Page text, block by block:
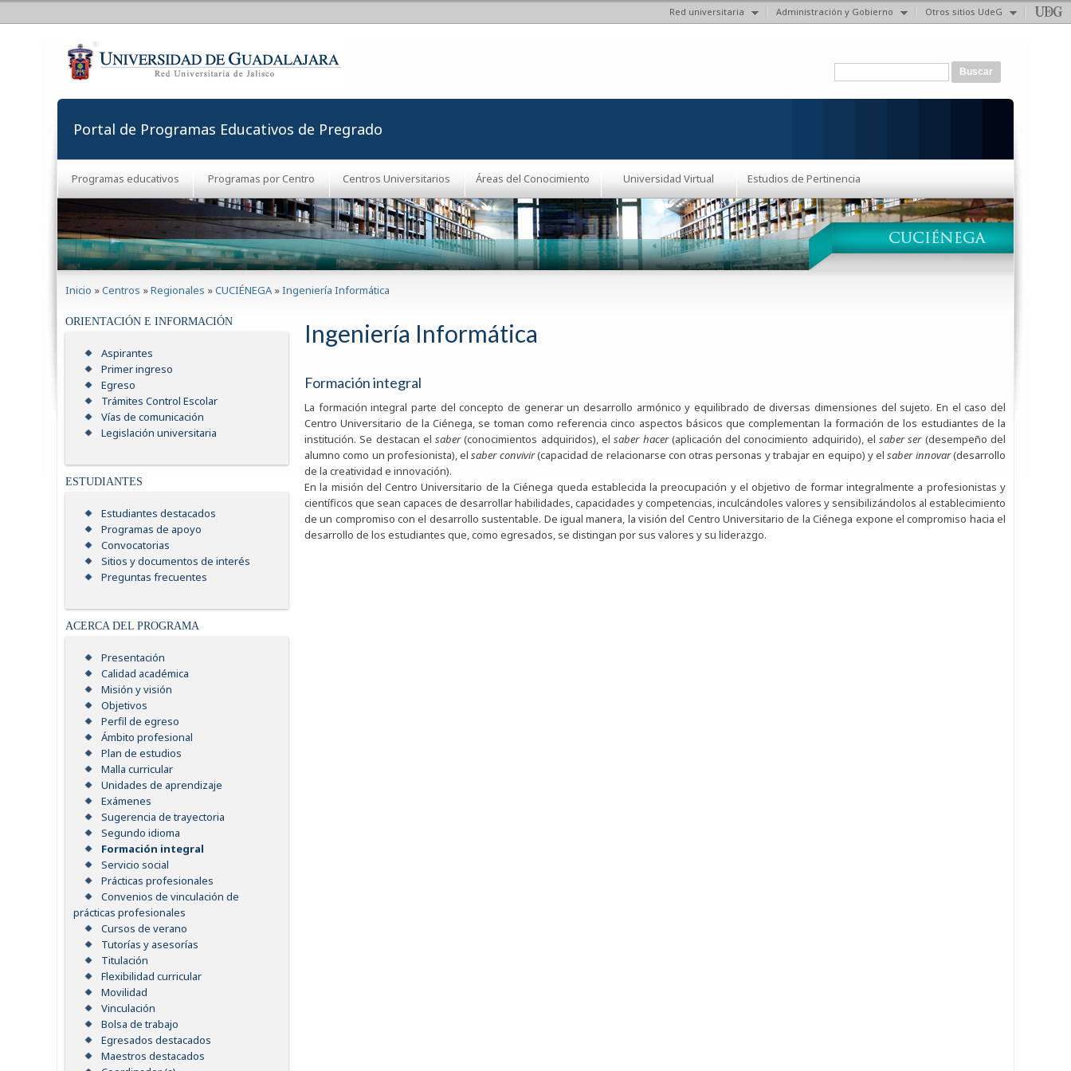
Red universitaria Administración y Gobierno Otros sitios UdeG
Formulario de búsqueda
Portal de Programas Educativos de Pregrado
Programas educativos Programas por Centro Centros Universitarios Áreas del Conocimiento Universidad Virtual Estudios de Pertinencia
Inicio »Centros »Regionales »CUCIÉNEGA »Ingeniería Informática
ORIENTACIÓN E INFORMACIÓN
Aspirantes
Primer ingreso
Egreso
Trámites Control Escolar
Vías de comunicación
Legislación universitaria
ESTUDIANTES
Estudiantes destacados
Programas de apoyo
Convocatorias
Sitios y documentos de interés
Preguntas frecuentes
ACERCA DEL PROGRAMA
Presentación
Calidad académica
Misión y visión
Objetivos
Perfil de egreso
Ámbito profesional
Plan de estudios
Malla curricular
Unidades de aprendizaje
Exámenes
Sugerencia de trayectoria
Segundo idioma
Formación integral
Servicio social
Prácticas profesionales
Convenios de vinculación de
prácticas profesionales
Cursos de verano
Tutorías y asesorías
Titulación
Flexibilidad curricular
Movilidad
Vinculación
Bolsa de trabajo
Egresados destacados
Maestros destacados
Ingeniería Informática
Formación integral
La formación integral parte del concepto de generar un desarrollo armónico y equilibrado de diversas dimensiones del sujeto. En el caso del
Centro Universitario de la Ciénega, se toman como referencia cinco aspectos básicos que complementan la formación de los estudiantes de la
institución. Se destacan elsaber(conocimientos adquiridos), elsaber hacer(aplicación del conocimiento adquirido), elsaber ser(desempeño del
alumno como un profesionista), elsaber convivir(capacidad de relacionarse con otras personas y trabajar en equipo) y elsaber innovar(desarrollo
de la creatividad e innovación).
En la misión del Centro Universitario de la Ciénega queda establecida la preocupación y el objetivo de formar integralmente a profesionistas y
científicos que sean capaces de desarrollar habilidades, capacidades y competencias, inculcándoles valores y sensibilizándolos al establecimiento
de un compromiso con el desarrollo sustentable. De igual manera, la visión del Centro Universitario de la Ciénega expone el compromiso hacia el
desarrollo de los estudiantes que, como egresados, se distingan por sus valores y su liderazgo.